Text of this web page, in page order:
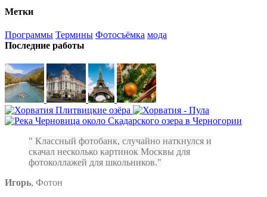
Метки
Программы Термины Фотосъёмка мода
Последние работы
Классный фотобанк, случайно наткнулся и
скачал несколько картинок Москвы для
фотоколлажей для школьников.
Игорь, Фотон